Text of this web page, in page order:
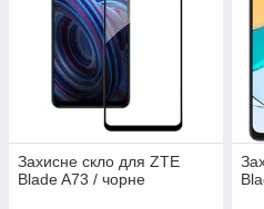
Захисне скло для ZTE
Blade A73 / чорне